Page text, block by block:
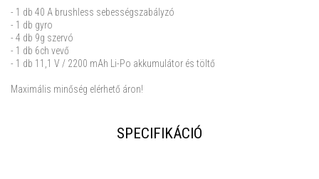
- 1 db 40 A brushless sebességszabályzó
- 1 db gyro
- 4 db 9g szervó
- 1 db 6ch vevő
- 1 db 11,1 V / 2200 mAh Li-Po akkumulátor és töltő
Maximális minőség elérhető áron!
SPECIFIKÁCIÓ